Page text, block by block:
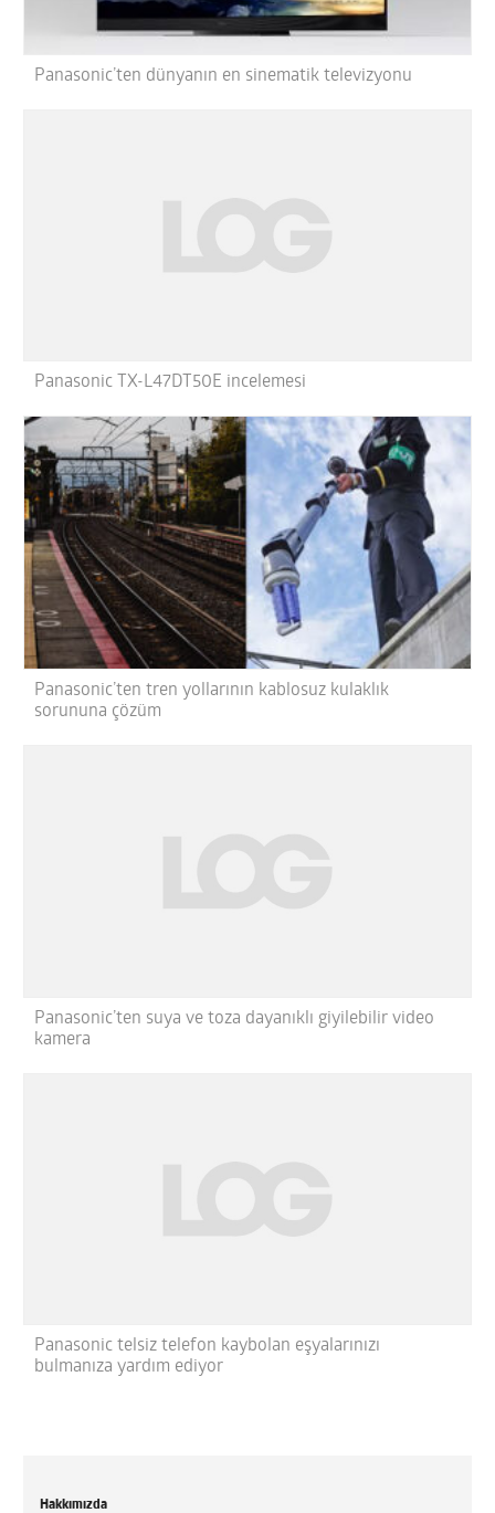
Panasonic’ten dünyanın en sinematik televizyonu
Panasonic TX-L47DT50E incelemesi
Panasonic’ten tren yollarının kablosuz kulaklık
sorununa çözüm
Panasonic’ten suya ve toza dayanıklı giyilebilir video
kamera
Panasonic telsiz telefon kaybolan eşyalarınızı
bulmanıza yardım ediyor
Hakkımızda